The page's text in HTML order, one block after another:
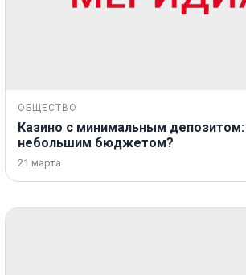
ОБЩЕСТВО
Казино с минимальным депозитом:
небольшим бюджетом?
21 марта